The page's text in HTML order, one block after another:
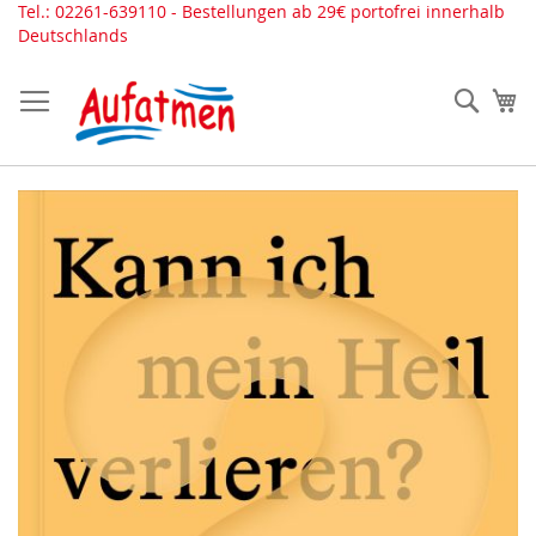
Direkt
zum
Tel.: 02261-639110 - Bestellungen ab 29€ portofrei innerhalb
Deutschlands
Bildergalerie
springen